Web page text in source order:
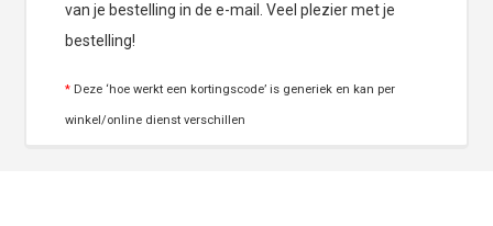
van je bestelling in de e-mail. Veel plezier met je
bestelling!
* Deze ‘hoe werkt een kortingscode’ is generiek en kan per
winkel/online dienst verschillen